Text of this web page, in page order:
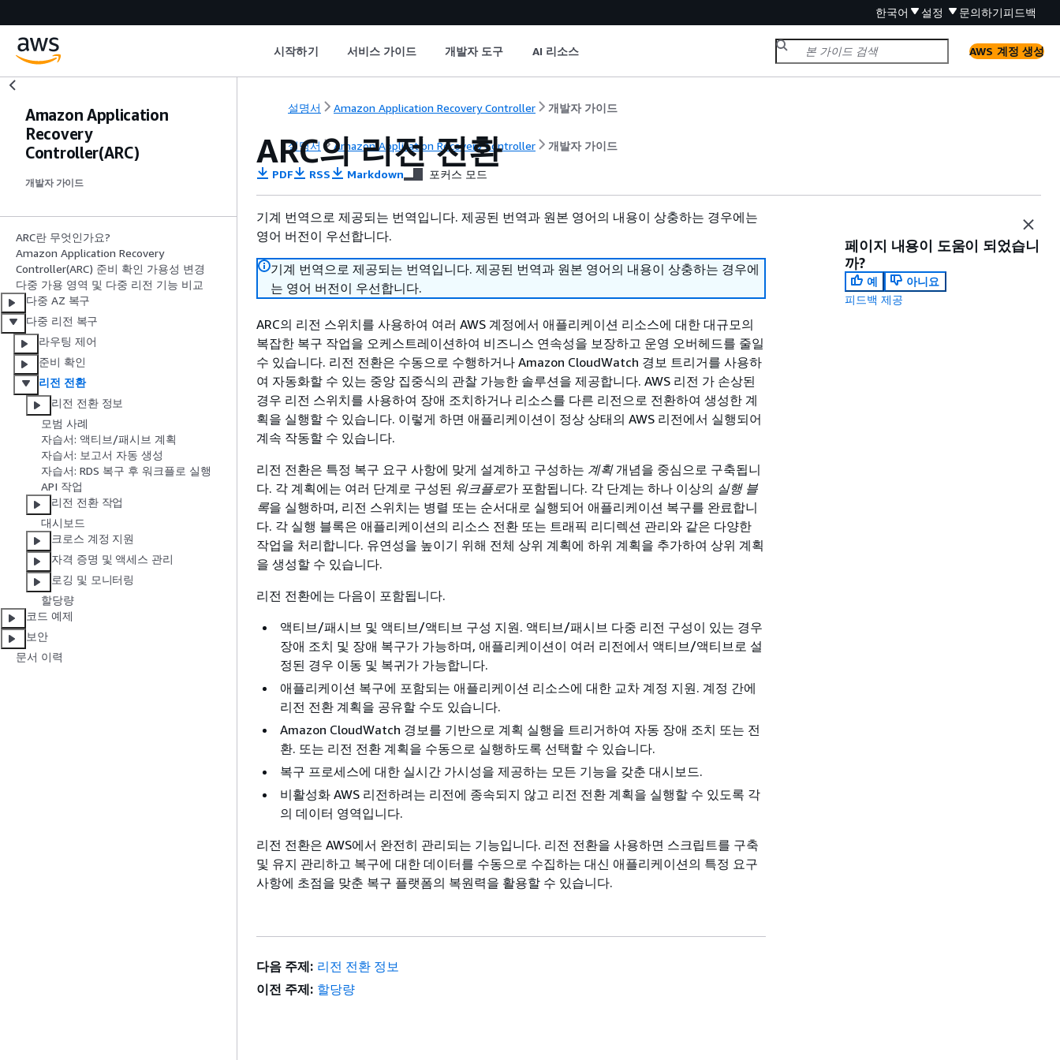
한국어 설정 문의하기피드백
시작하기 서비스 가이드 개발자 도구 AI 리소스 AWS 계정 생성
Amazon Application
Recovery
Controller(ARC)
개발자 가이드
ARC란 무엇인가요?
Amazon Application Recovery
Controller(ARC) 준비 확인 가용성 변경
다중 가용 영역 및 다중 리전 기능 비교
다중 AZ 복구
다중 리전 복구
라우팅 제어
준비 확인
리전 전환
리전 전환 정보
모범 사례
자습서: 액티브/패시브 계획
자습서: 보고서 자동 생성
자습서: RDS 복구 후 워크플로 실행
API 작업
리전 전환 작업
대시보드
크로스 계정 지원
자격 증명 및 액세스 관리
로깅 및 모니터링
할당량
코드 예제
보안
문서 이력
설명서 Amazon Application Recovery Controller 개발자 가이드
설명서 Amazon Application Recovery Controller 개발자 가이드
ARC의 리전 전환
PDF RSS Markdown 포커스 모드
기계 번역으로 제공되는 번역입니다. 제공된 번역과 원본 영어의 내용이 상충하는 경우에는
영어 버전이 우선합니다.
기계 번역으로 제공되는 번역입니다. 제공된 번역과 원본 영어의 내용이 상충하는 경우에
는 영어 버전이 우선합니다.
ARC의 리전 스위치를 사용하여 여러 AWS 계정에서 애플리케이션 리소스에 대한 대규모의
복잡한 복구 작업을 오케스트레이션하여 비즈니스 연속성을 보장하고 운영 오버헤드를 줄일
수 있습니다. 리전 전환은 수동으로 수행하거나 Amazon CloudWatch 경보 트리거를 사용하
여 자동화할 수 있는 중앙 집중식의 관찰 가능한 솔루션을 제공합니다. AWS 리전 가 손상된
경우 리전 스위치를 사용하여 장애 조치하거나 리소스를 다른 리전으로 전환하여 생성한 계
획을 실행할 수 있습니다. 이렇게 하면 애플리케이션이 정상 상태의 AWS 리전에서 실행되어
계속 작동할 수 있습니다.
리전 전환은 특정 복구 요구 사항에 맞게 설계하고 구성하는 계획개념을 중심으로 구축됩니
다. 각 계획에는 여러 단계로 구성된 워크플로가 포함됩니다. 각 단계는 하나 이상의 실행 블
록을 실행하며, 리전 스위치는 병렬 또는 순서대로 실행되어 애플리케이션 복구를 완료합니
다. 각 실행 블록은 애플리케이션의 리소스 전환 또는 트래픽 리디렉션 관리와 같은 다양한
작업을 처리합니다. 유연성을 높이기 위해 전체 상위 계획에 하위 계획을 추가하여 상위 계획
을 생성할 수 있습니다.
리전 전환에는 다음이 포함됩니다.
액티브/패시브 및 액티브/액티브 구성 지원. 액티브/패시브 다중 리전 구성이 있는 경우
장애 조치 및 장애 복구가 가능하며, 애플리케이션이 여러 리전에서 액티브/액티브로 설
정된 경우 이동 및 복귀가 가능합니다.
애플리케이션 복구에 포함되는 애플리케이션 리소스에 대한 교차 계정 지원. 계정 간에
리전 전환 계획을 공유할 수도 있습니다.
Amazon CloudWatch 경보를 기반으로 계획 실행을 트리거하여 자동 장애 조치 또는 전
환. 또는 리전 전환 계획을 수동으로 실행하도록 선택할 수 있습니다.
복구 프로세스에 대한 실시간 가시성을 제공하는 모든 기능을 갖춘 대시보드.
비활성화 AWS 리전하려는 리전에 종속되지 않고 리전 전환 계획을 실행할 수 있도록 각
의 데이터 영역입니다.
리전 전환은 AWS에서 완전히 관리되는 기능입니다. 리전 전환을 사용하면 스크립트를 구축
및 유지 관리하고 복구에 대한 데이터를 수동으로 수집하는 대신 애플리케이션의 특정 요구
사항에 초점을 맞춘 복구 플랫폼의 복원력을 활용할 수 있습니다.
페이지 내용이 도움이 되었습니
까?
예
아니요
피드백 제공
다음 주제: 리전 전환 정보
이전 주제: 할당량